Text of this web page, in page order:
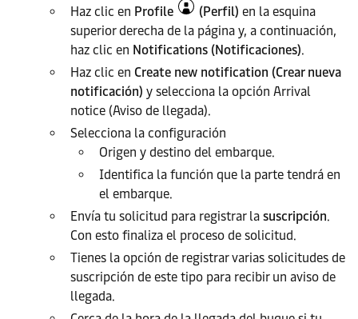
Haz clic en Profile (Perfil) en la esquina
superior derecha de la página y, a continuación,
haz clic en Notifications (Notificaciones).
Haz clic en Create new notification (Crear nueva
notificación) y selecciona la opción Arrival
notice (Aviso de llegada).
Selecciona la configuración
Origen y destino del embarque.
Identifica la función que la parte tendrá en
el embarque.
Envía tu solicitud para registrar la suscripción.
Con esto finaliza el proceso de solicitud.
Tienes la opción de registrar varias solicitudes de
suscripción de este tipo para recibir un aviso de
llegada.